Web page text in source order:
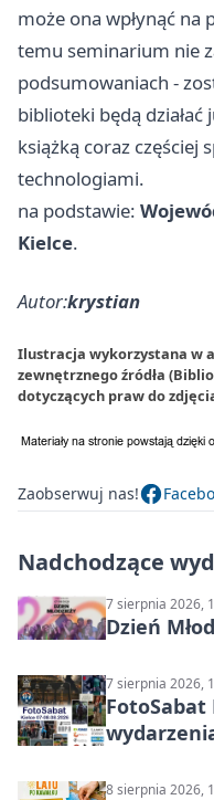
może ona wpłynąć na
temu seminarium nie
podsumowaniach -
biblioteki będą
książką coraz częściej
technologiami.
na podstawie:
Kielce.
Autor:krystian
Ilustracja wykorzystana w
zewnętrznego źródła
dotyczących praw do
Zaobserwuj nas!
Nadchodzące
7 sierpnia 2026,
Dzień
7 sierpnia 2026,
FotoSabat
8 sierpnia 2026,